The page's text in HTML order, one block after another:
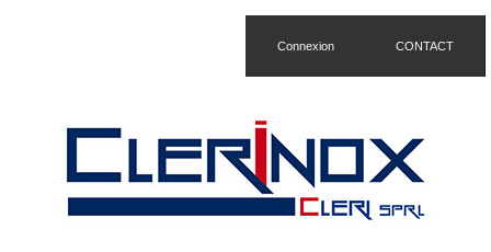
CONTACT
Connexion